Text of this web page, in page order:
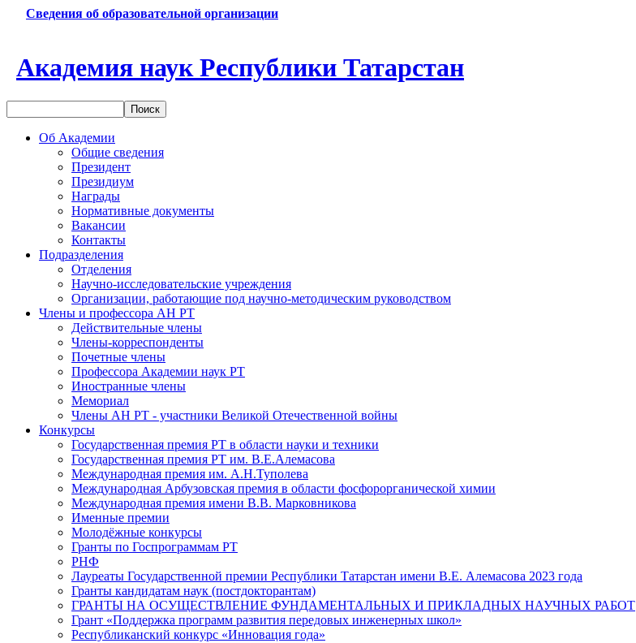
Сведения об образовательной организации
Академия наук Республики Татарстан
Об Академии
Общие сведения
Президент
Президиум
Награды
Нормативные документы
Вакансии
Контакты
Подразделения
Отделения
Научно-исследовательские учреждения
Организации, работающие под научно-методическим руководством
Члены и профессора АН РТ
Действительные члены
Члены-корреспонденты
Почетные члены
Профессора Академии наук РТ
Иностранные члены
Мемориал
Члены АН РТ - участники Великой Отечественной войны
Конкурсы
Государственная премия РТ в области науки и техники
Государственная премия РТ им. В.Е.Алемасова
Международная премия им. А.Н.Туполева
Международная Арбузовская премия в области фосфорорганической химии
Международная премия имени В.В. Марковникова
Именные премии
Молодёжные конкурсы
Гранты по Госпрограммам РТ
РНФ
Лауреаты Государственной премии Республики Татарстан имени В.Е. Алемасова 2023 года
Гранты кандидатам наук (постдокторантам)
ГРАНТЫ НА ОСУЩЕСТВЛЕНИЕ ФУНДАМЕНТАЛЬНЫХ И ПРИКЛАДНЫХ НАУЧНЫХ РАБОТ
Грант «Поддержка программ развития передовых инженерных школ»
Республиканский конкурс «Инновация года»